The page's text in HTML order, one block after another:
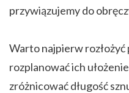
przywiązujemy do
Warto najpierw rozłożyć
rozplanować ich
zróżnicować długość